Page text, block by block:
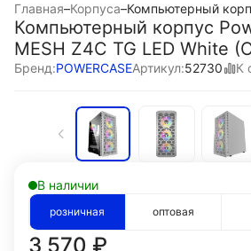
Главная–Корпуса–Компьютерный
Компьютерный корпус
MESH Z4С TG LED White
Бренд:POWERCASEАртикул:52730 К
В наличии
розничная оптовая
3 570 ₽